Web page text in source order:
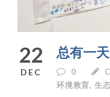
22
DEC
总有一
0
环境教育, 生